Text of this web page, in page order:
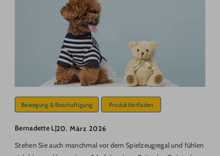
Bewegung & Beschaftigung Produktleitfaden
Bernadette L|20. März 2026
Stehen Sie auch manchmal vor dem Spielzeugregal und fühlen